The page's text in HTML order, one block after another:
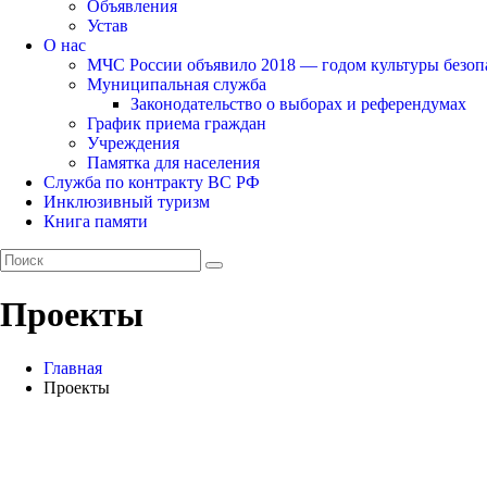
Объявления
Устав
О нас
МЧС России объявило 2018 — годом культуры
Муниципальная служба
Законодательство о выборах и референдумах
График приема граждан
Учреждения
Памятка для населения
Служба по контракту ВС РФ
Инклюзивный туризм
Книга памяти
Проекты
Главная
Проекты